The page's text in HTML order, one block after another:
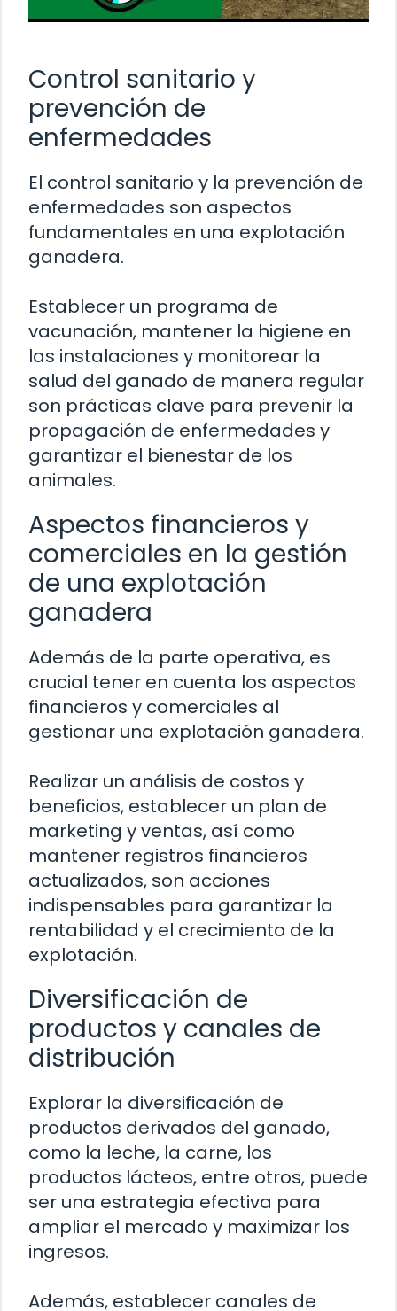
Control sanitario y
prevención de
enfermedades
El control sanitario y la prevención de
enfermedades son aspectos
fundamentales en una explotación
ganadera.
Establecer un programa de
vacunación, mantener la higiene en
las instalaciones y monitorear la
salud del ganado de manera regular
son prácticas clave para prevenir la
propagación de enfermedades y
garantizar el bienestar de los
animales.
Aspectos financieros y
comerciales en la gestión
de una explotación
ganadera
Además de la parte operativa, es
crucial tener en cuenta los aspectos
financieros y comerciales al
gestionar una explotación ganadera.
Realizar un análisis de costos y
beneficios, establecer un plan de
marketing y ventas, así como
mantener registros financieros
actualizados, son acciones
indispensables para garantizar la
rentabilidad y el crecimiento de la
explotación.
Diversificación de
productos y canales de
distribución
Explorar la diversificación de
productos derivados del ganado,
como la leche, la carne, los
productos lácteos, entre otros, puede
ser una estrategia efectiva para
ampliar el mercado y maximizar los
ingresos.
Además, establecer canales de